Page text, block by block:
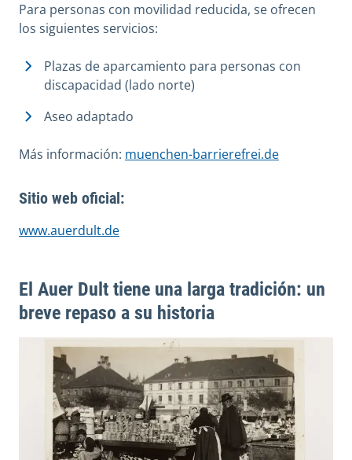
Para personas con movilidad reducida, se ofrecen
los siguientes servicios:
Plazas de aparcamiento para personas con
discapacidad (lado norte)
Aseo adaptado
Más información: muenchen-barrierefrei.de
Sitio web oficial:
www.auerdult.de
El Auer Dult tiene una larga tradición: un
breve repaso a su historia